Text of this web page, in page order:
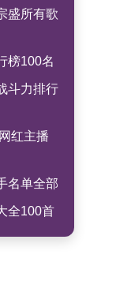
盛所有歌
榜100名
斗力排行
红主播
名单全部
全100首